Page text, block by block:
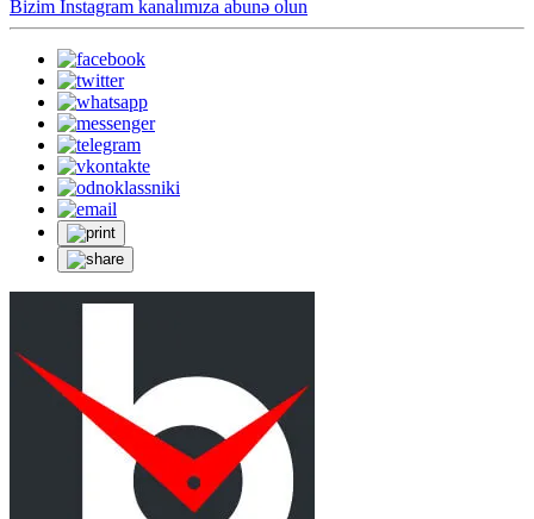
Bizim Instagram kanalımıza abunə olun